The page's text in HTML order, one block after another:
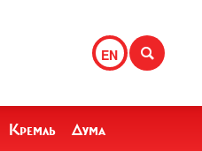
EN
Кремль Дума